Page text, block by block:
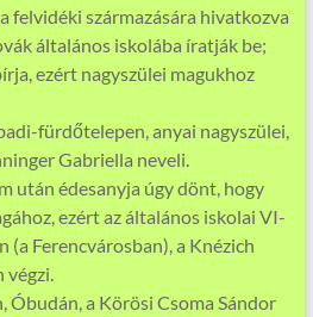
felvidéki származására hivatkozva
általános iskolába íratják be;
ezért nagyszülei magukhoz
fürdőtelepen, anyai nagyszülei,
Gabriella neveli.
után édesanyja úgy dönt, hogy
ezért az általános iskolai VI-
Ferencvárosban), a Knézich
végzi.
Óbudán, a Körösi Csoma Sándor